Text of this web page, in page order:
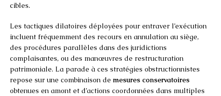
cibles.
Les tactiques dilatoires déployées pour entraver l’exécution
incluent fréquemment des recours en annulation au siège,
des procédures parallèles dans des juridictions
complaisantes, ou des manœuvres de restructuration
patrimoniale. La parade à ces stratégies obstructionnistes
repose sur une combinaison de mesures conservatoires
obtenues en amont et d’actions coordonnées dans multiples